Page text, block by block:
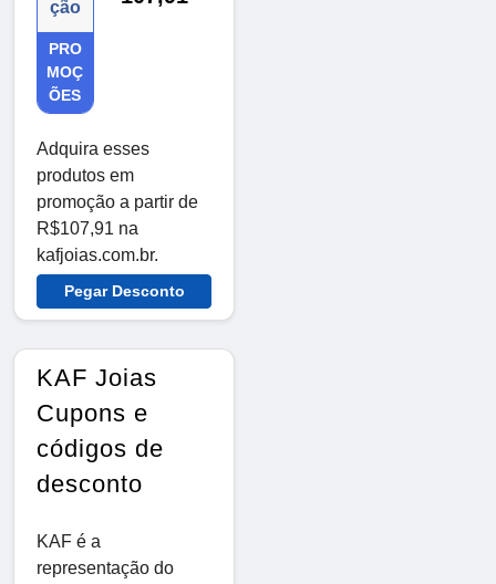
ção
PRO
MOÇ
ÕES
Adquira esses
produtos em
promoção a partir de
R$107,91 na
kafjoias.com.br.
Pegar Desconto
KAF Joias
Cupons e
códigos de
desconto
KAF é a
representação do